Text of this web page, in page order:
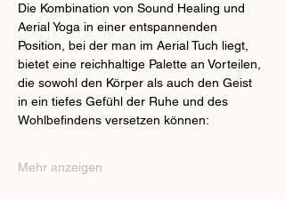
Die Kombination von Sound Healing und
Aerial Yoga in einer entspannenden
Position, bei der man im Aerial Tuch liegt,
bietet eine reichhaltige Palette an Vorteilen,
die sowohl den Körper als auch den Geist
in ein tiefes Gefühl der Ruhe und des
Wohlbefindens versetzen können:
Mehr anzeigen